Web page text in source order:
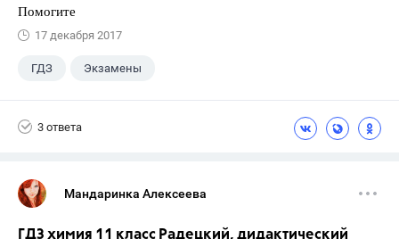
Помогите
17 декабря 2017
ГДЗ Экзамены
3 ответа
Мандаринка Алексеева
ГДЗ химия 11 класс Радецкий, дидактический